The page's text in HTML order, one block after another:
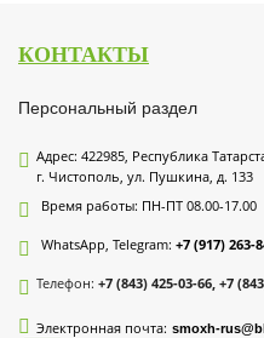
КОНТАКТЫ
Персональный раздел
Адрес: 422985, Республика
г. Чистополь, ул. Пушкина, д. 133
Время работы: ПН-ПТ 08.00-17.00
WhatsApp, Telegram: +7 (917) 263-
Телефон: +7 (843) 425-03-66, +7
Электронная почта: smoxh-